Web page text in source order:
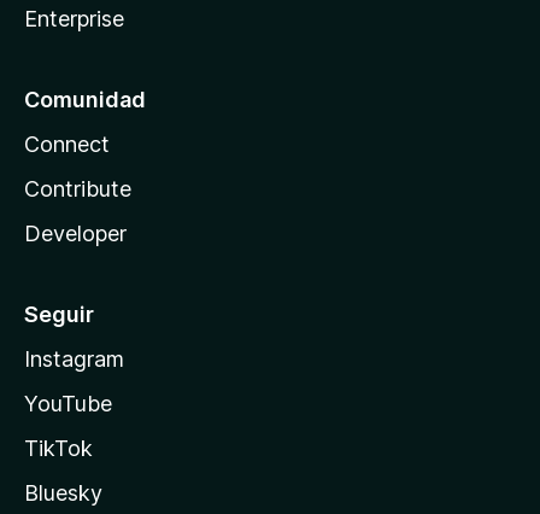
Enterprise
Comunidad
Connect
Contribute
Developer
Seguir
Instagram
YouTube
TikTok
Bluesky